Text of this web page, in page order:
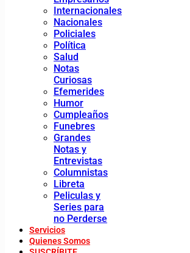
Internacionales
Nacionales
Policiales
Política
Salud
Notas
Curiosas
Efemerides
Humor
Cumpleaños
Funebres
Grandes
Notas y
Entrevistas
Columnistas
Libreta
Peliculas y
Series para
no Perderse
Servicios
Quienes Somos